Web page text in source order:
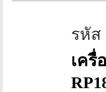
รหัส
เครื่